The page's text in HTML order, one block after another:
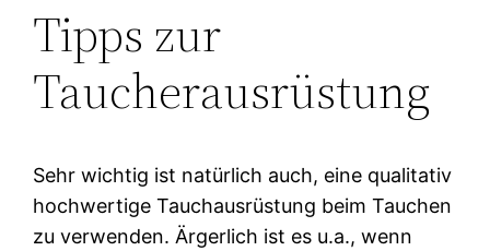
Tipps zur
Taucherausrüstung
Sehr wichtig ist natürlich auch, eine qualitativ
hochwertige Tauchausrüstung beim Tauchen
zu verwenden. Ärgerlich ist es u.a., wenn